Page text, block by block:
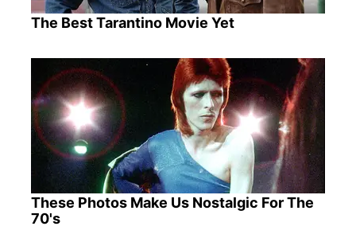
The Best Tarantino Movie Yet
These Photos Make Us Nostalgic For The
70's